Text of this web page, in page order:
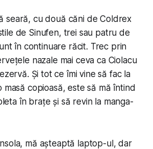
seară, cu două căni de Coldrex
de Sinufen, trei sau patru de
în continuare răcit. Trec prin
nazale mai ceva ca Ciolacu
Și tot ce îmi vine să fac la
masă copioasă, este să mă întind
în brațe și să revin la manga-
mă așteaptă laptop-ul, dar